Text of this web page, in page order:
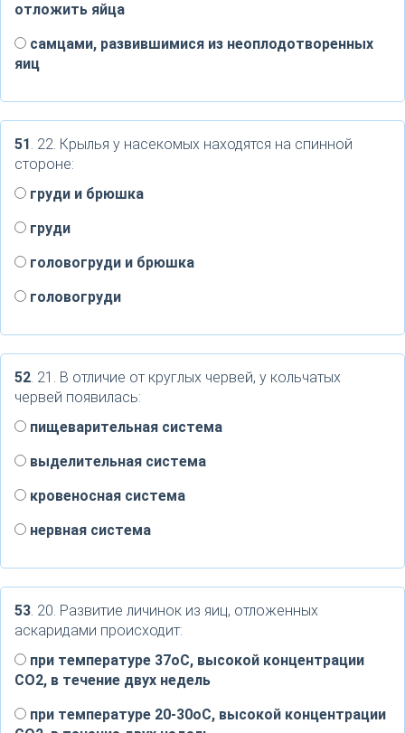
отложить яйца
самцами, развившимися из неоплодотворенных
яиц
51. 22. Крылья у насекомых находятся на спинной
стороне:
груди и брюшка
груди
головогруди и брюшка
головогруди
52. 21. В отличие от круглых червей, у кольчатых
червей появилась:
пищеварительная система
выделительная система
кровеносная система
нервная система
53. 20. Развитие личинок из яиц, отложенных
аскаридами происходит:
при температуре 37оС, высокой концентрации
СО2, в течение двух недель
при температуре 20-30оС, высокой концентрации